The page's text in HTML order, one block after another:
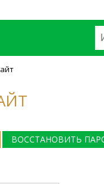
ВКЛАДКА)
ВОССТАНОВИТЬ